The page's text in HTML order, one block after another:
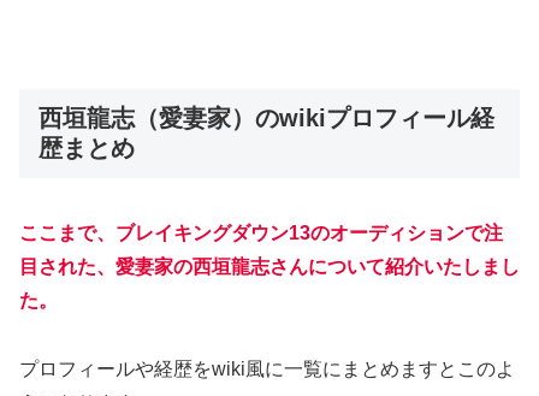
西垣龍志（愛妻家）のwikiプロフィール経
歴まとめ
ここまで、ブレイキングダウン13のオーディションで注
目された、愛妻家の西垣龍志さんについて紹介いたしまし
た。
プロフィールや経歴をwiki風に一覧にまとめますとこのよ